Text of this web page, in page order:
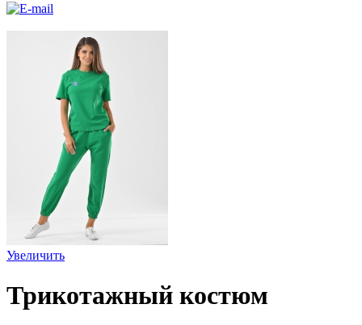
Увеличить
Трикотажный костюм